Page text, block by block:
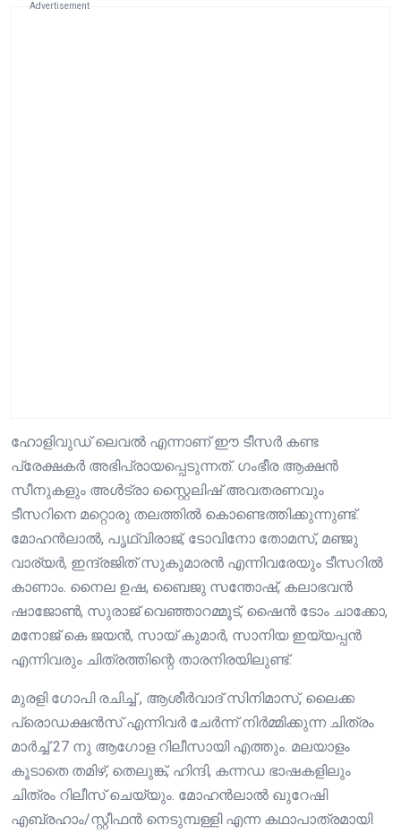
Advertisement
ഹോളിവുഡ് ലെവൽ എന്നാണ് ഈ ടീസർ കണ്ട
പ്രേക്ഷകർ അഭിപ്രായപ്പെടുന്നത്. ഗംഭീര ആക്ഷൻ
സീനുകളും അൾട്രാ സ്റ്റൈലിഷ് അവതരണവും
ടീസറിനെ മറ്റൊരു തലത്തിൽ കൊണ്ടെത്തിക്കുന്നുണ്ട്.
മോഹൻലാൽ, പൃഥ്വിരാജ്, ടോവിനോ തോമസ്, മഞ്ജു
വാര്യർ, ഇന്ദ്രജിത് സുകുമാരൻ എന്നിവരേയും ടീസറിൽ
കാണാം. നൈല ഉഷ, ബൈജു സന്തോഷ്, കലാഭവൻ
ഷാജോൺ, സുരാജ് വെഞ്ഞാറമ്മൂട്, ഷൈൻ ടോം ചാക്കോ,
മനോജ് കെ ജയൻ, സായ് കുമാർ, സാനിയ ഇയ്യപ്പൻ
എന്നിവരും ചിത്രത്തിന്റെ താരനിരയിലുണ്ട്.
മുരളി ഗോപി രചിച്ച് , ആശീർവാദ് സിനിമാസ്, ലൈക്ക
പ്രൊഡക്ഷൻസ് എന്നിവർ ചേർന്ന് നിർമ്മിക്കുന്ന ചിത്രം
മാർച്ച് 27 നു ആഗോള റിലീസായി എത്തും. മലയാളം
കൂടാതെ തമിഴ്, തെലുങ്ക്, ഹിന്ദി, കന്നഡ ഭാഷകളിലും
ചിത്രം റിലീസ് ചെയ്യും. മോഹൻലാൽ ഖുറേഷി
എബ്രഹാം/സ്റ്റീഫൻ നെടുമ്പള്ളി എന്ന കഥാപാത്രമായി